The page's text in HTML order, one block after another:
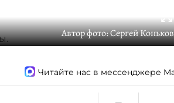
Автор фото:Сергей Коньков
Читайте нас в мессенджере